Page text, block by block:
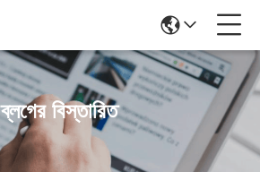
ব্লগের বিস্তারিত